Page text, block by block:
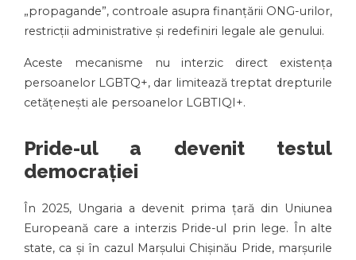
„propagande”, controale asupra finanțării ONG-urilor,
restricții administrative și redefiniri legale ale genului.
Aceste mecanisme nu interzic direct existența
persoanelor LGBTQ+, dar limitează treptat drepturile
cetățenești ale persoanelor LGBTIQI+.
Pride-ul a devenit testul
democrației
În 2025, Ungaria a devenit prima țară din Uniunea
Europeană care a interzis Pride-ul prin lege. În alte
state, ca și în cazul Marșului Chișinău Pride, marșurile